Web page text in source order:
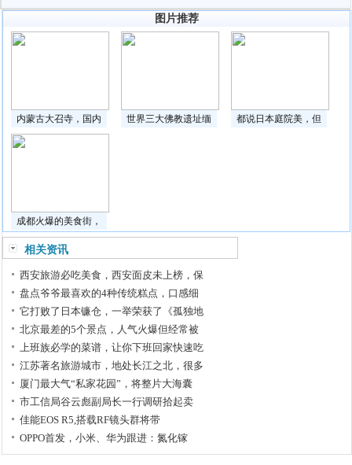
图片推荐
内蒙古大召寺，国内 世界三大佛教遗址缅 都说日本庭院美，但
成都火爆的美食街，
相关资讯
西安旅游必吃美食，西安面皮未上榜，保
盘点爷爷最喜欢的4种传统糕点，口感细
它打败了日本镰仓，一举荣获了《孤独地
北京最差的5个景点，人气火爆但经常被
上班族必学的菜谱，让你下班回家快速吃
江苏著名旅游城市，地处长江之北，很多
厦门最大气“私家花园”，将整片大海囊
市工信局谷云彪副局长一行调研拾起卖
佳能EOS R5,搭载RF镜头群将带
OPPO首发，小米、华为跟进：氮化镓